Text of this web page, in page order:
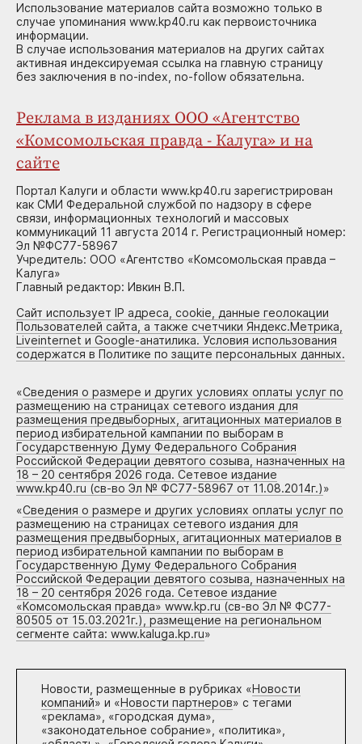
Использование материалов сайта возможно только в
случае упоминания www.kp40.ru как первоисточника
информации.
В случае использования материалов на других сайтах
активная индексируемая ссылка на главную страницу
без заключения в no-index, no-follow обязательна.
Реклама в изданиях ООО «Агентство
«Комсомольская правда - Калуга» и на
сайте
Портал Калуги и области www.kp40.ru зарегистрирован
как СМИ Федеральной службой по надзору в сфере
связи, информационных технологий и массовых
коммуникаций 11 августа 2014 г. Регистрационный номер:
Эл №ФС77-58967
Учредитель: ООО «Агентство «Комсомольская правда –
Калуга»
Главный редактор: Ивкин В.П.
Сайт использует IP адреса, cookie, данные геолокации
Пользователей сайта, а также счетчики Яндекс.Метрика,
Liveinternet и Google-анатилика. Условия использования
содержатся в Политике по защите персональных данных.
«Сведения о размере и других условиях оплаты услуг по
размещению на страницах сетевого издания для
размещения предвыборных, агитационных материалов в
период избирательной кампании по выборам в
Государственную Думу Федерального Собрания
Российской Федерации девятого созыва, назначенных на
18 – 20 сентября 2026 года. Сетевое издание
www.kp40.ru (св-во Эл № ФС77-58967 от 11.08.2014г.)»
«Сведения о размере и других условиях оплаты услуг по
размещению на страницах сетевого издания для
размещения предвыборных, агитационных материалов в
период избирательной кампании по выборам в
Государственную Думу Федерального Собрания
Российской Федерации девятого созыва, назначенных на
18 – 20 сентября 2026 года. Сетевое издание
«Комсомольская правда» www.kp.ru (св-во Эл № ФС77-
80505 от 15.03.2021г.), размещение на региональном
сегменте сайта: www.kaluga.kp.ru»
Новости, размещенные в рубриках «Новости
компаний» и «Новости партнеров» с тегами
«реклама», «городская дума»,
«законодательное собрание», «политика»,